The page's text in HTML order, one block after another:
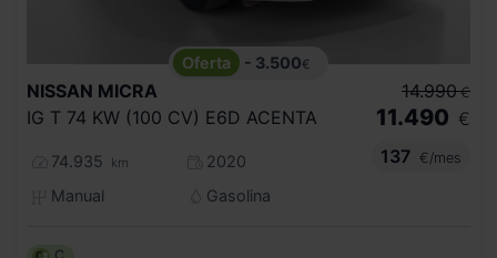
- 3.500€
NISSAN MICRA
IG T 74 KW (100 CV) E6D ACENTA
74.935 km
2020
Manual
Gasolina
14.990 €
11.490 €
137
€/mes